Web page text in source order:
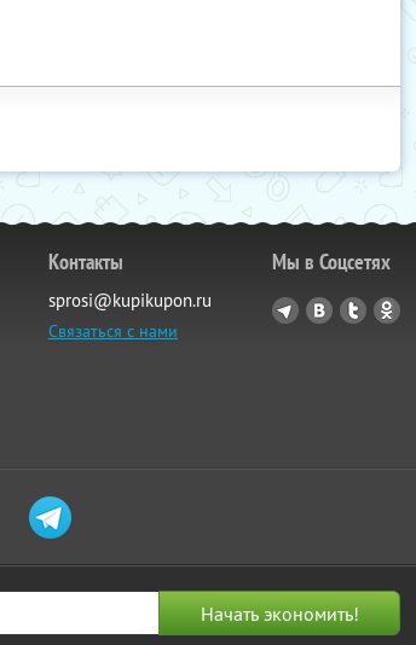
Контакты
sprosi@kupikupon.ru
Связаться с нами
Мы в Соцсетях